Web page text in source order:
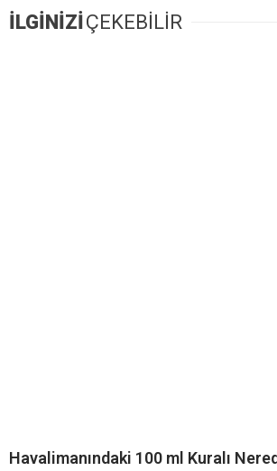
İLGİNİZİÇEKEBİLİR
Havalimanındaki 100 ml Kuralı